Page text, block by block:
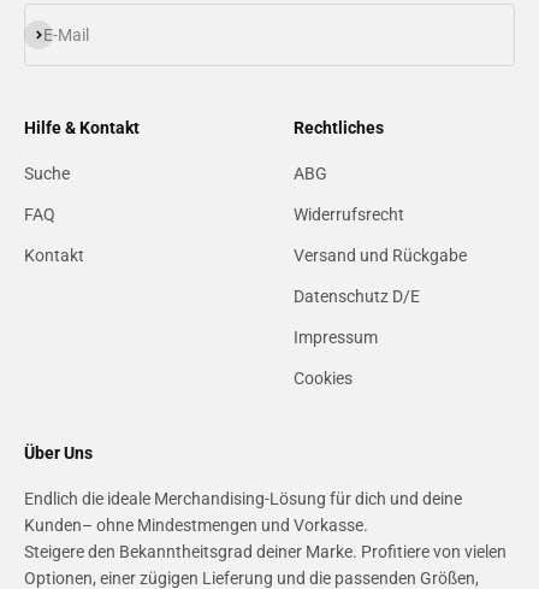
E-Mail
Abonnieren
Hilfe & Kontakt
Suche
FAQ
Kontakt
Rechtliches
ABG
Widerrufsrecht
Versand und Rückgabe
Datenschutz D/E
Impressum
Cookies
Über Uns
Endlich die ideale Merchandising-Lösung für dich und deine
Kunden– ohne Mindestmengen und Vorkasse.
Steigere den Bekanntheitsgrad deiner Marke. Profitiere von vielen
Optionen, einer zügigen Lieferung und die passenden Größen,